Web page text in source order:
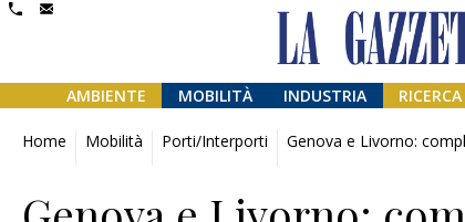
AMBIENTE MOBILITÀ INDUSTRIA RICERCA
Home Mobilità Porti/Interporti Genova e Livorno: